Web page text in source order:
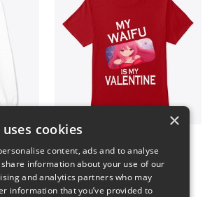
$25
×
cookies
content, ads and to analyse
information about your use of our
and analytics partners who may
information that you’ve provided to